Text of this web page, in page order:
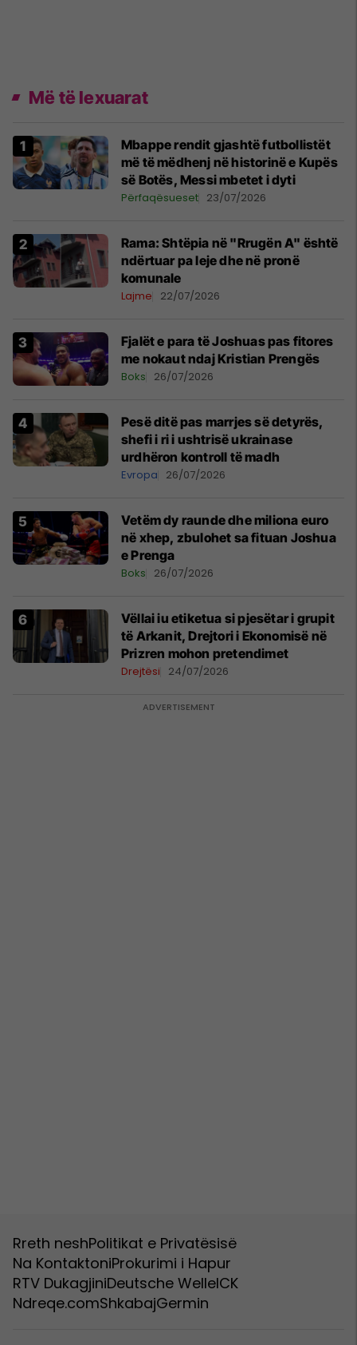
Më të lexuarat
Mbappe rendit gjashtë futbollistët
më të mëdhenj në historinë e Kupës
së Botës, Messi mbetet i dyti
Përfaqësueset 23/07/2026
Rama: Shtëpia në "Rrugën A" është
ndërtuar pa leje dhe në pronë
komunale
Lajme 22/07/2026
Fjalët e para të Joshuas pas fitores
me nokaut ndaj Kristian Prengës
Boks 26/07/2026
Pesë ditë pas marrjes së detyrës,
shefi i ri i ushtrisë ukrainase
urdhëron kontroll të madh
Evropa 26/07/2026
Vetëm dy raunde dhe miliona euro
në xhep, zbulohet sa fituan Joshua
e Prenga
Boks 26/07/2026
Vëllai iu etiketua si pjesëtar i grupit
të Arkanit, Drejtori i Ekonomisë në
Prizren mohon pretendimet
Drejtësi 24/07/2026
Rreth neshPolitikat e Privatësisë
Na KontaktoniProkurimi i Hapur
RTV DukagjiniDeutsche WelleICK
Ndreqe.comShkabajGermin